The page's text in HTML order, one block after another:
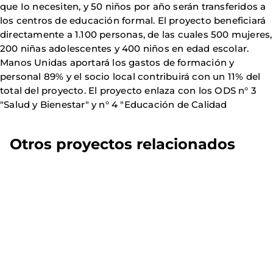
que Io necesiten, y 50 niños por año serán transferidos a
los centros de educación formal. El proyecto beneficiará
directamente a 1.100 personas, de las cuales 500 mujeres,
200 niñas adolescentes y 400 niños en edad escolar.
Manos Unidas aportará los gastos de formación y
personal 89% y el socio local contribuirá con un 11% del
total del proyecto. El proyecto enlaza con los ODS n° 3
"Salud y Bienestar" y n° 4 "Educación de Calidad
Otros proyectos relacionados